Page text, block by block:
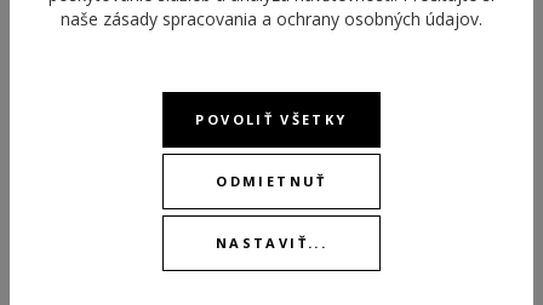
ODPORÚČANÉ PRODUKTY
naše zásady spracovania a ochrany osobných údajov.
POVOLIŤ VŠETKY
ODMIETNUŤ
NASTAVIŤ...